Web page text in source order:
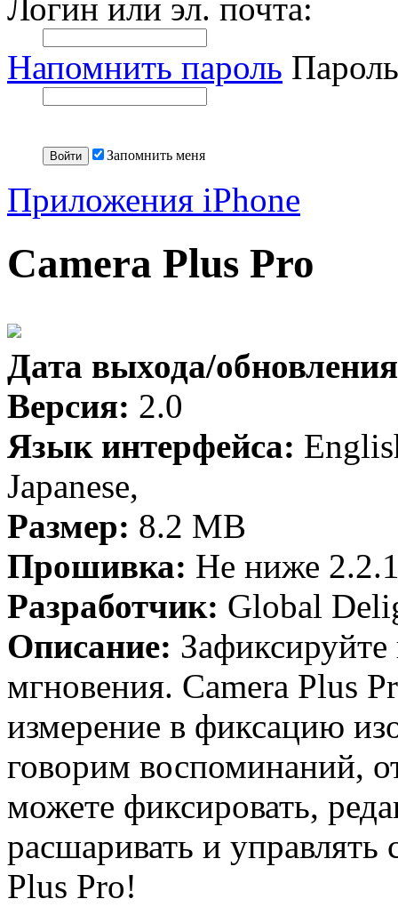
Логин или эл. почта:
Напомнить пароль
Запомнить меня
Приложения iPhone
Camera Plus Pro
Дата выхода/
Версия: 2.0
Язык интерфейса:
Japanese,
Размер: 8.2 MB
Прошивка: Не ниже
Разработчик: Global
Описание:
мгновения. Camera Plus
измерение в фиксацию
говорим воспоминаний,
можете фиксировать,
расшаривать и
Plus Pro!